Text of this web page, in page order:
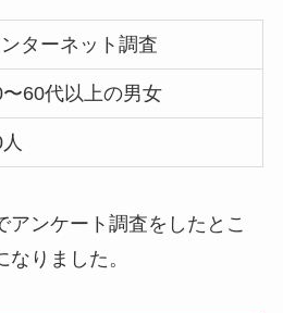
ターネット調査
〜60代以上の男女
アンケート調査をしたとこ
りました。